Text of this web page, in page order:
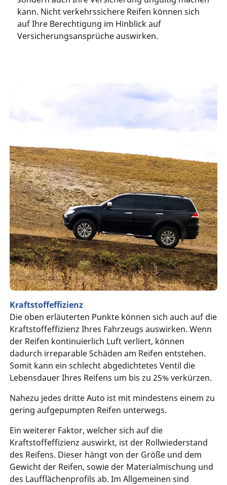
kann. Nicht verkehrssichere Reifen können sich
auf Ihre Berechtigung im Hinblick auf
Versicherungsansprüche auswirken.
Kraftstoffeffizienz
Die oben erläuterten Punkte können sich auch auf die
Kraftstoffeffizienz Ihres Fahrzeugs auswirken. Wenn
der Reifen kontinuierlich Luft verliert, können
dadurch irreparable Schäden am Reifen entstehen.
Somit kann ein schlecht abgedichtetes Ventil die
Lebensdauer Ihres Reifens um bis zu 25% verkürzen.
Nahezu jedes dritte Auto ist mit mindestens einem zu
gering aufgepumpten Reifen unterwegs.
Ein weiterer Faktor, welcher sich auf die
Kraftstoffeffizienz auswirkt, ist der Rollwiederstand
des Reifens. Dieser hängt von der Größe und dem
Gewicht der Reifen, sowie der Materialmischung und
des Laufflächenprofils ab. Im Allgemeinen sind